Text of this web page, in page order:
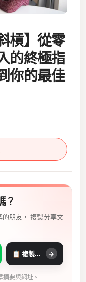
槓】從零
的終極指
你的最佳
？
的朋友， 複製分享文
📋 複製摘要 →
要與網址。